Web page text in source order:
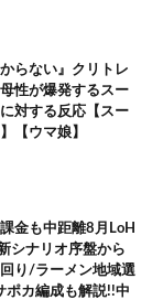
らない』クリトレ
性が爆発するスー
対する反応【スー
【ウマ娘】
金も中距離8月LoH
シナリオ序盤から
り/ラーメン地域選
ポカ編成も解説!!中